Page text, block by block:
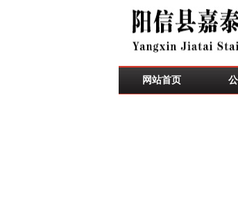
网站首页